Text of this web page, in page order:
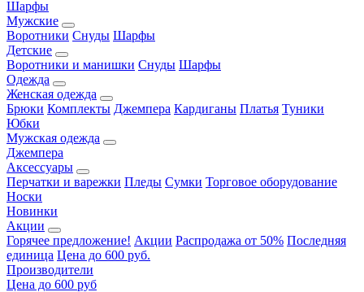
Шарфы
Мужские
Воротники Снуды Шарфы
Детские
Воротники и манишки Снуды Шарфы
Одежда
Женская одежда
Брюки Комплекты Джемпера Кардиганы Платья Туники
Юбки
Мужская одежда
Джемпера
Аксессуары
Перчатки и варежки Пледы Сумки Торговое оборудование
Носки
Новинки
Акции
Горячее предложение! Акции Распродажа от 50% Последняя
единица Цена до 600 руб.
Производители
Цена до 600 руб